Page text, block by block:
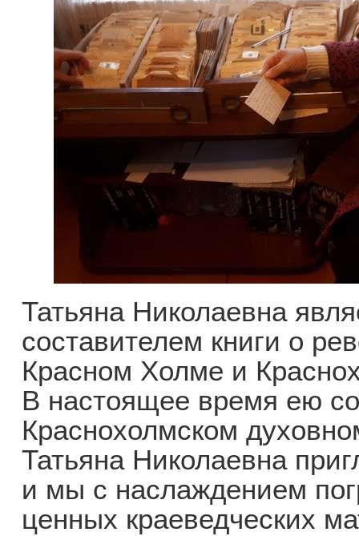
Татьяна Николаевна
составителем книги о
Красном Холме и
В настоящее время ею
Краснохолмском
Татьяна Николаевна
и мы с наслаждением
ценных краеведческих